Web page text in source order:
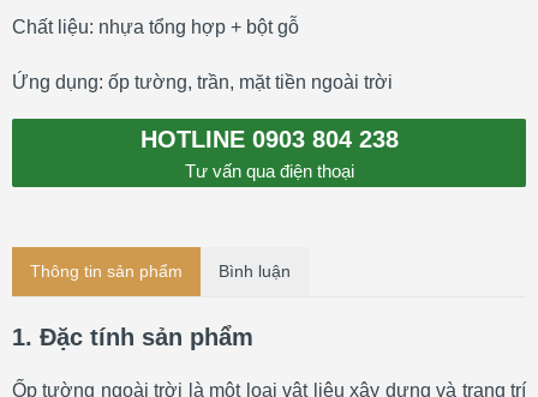
Chất liệu: nhựa tổng hợp + bột gỗ
Ứng dụng: ốp tường, trần, mặt tiền ngoài trời
HOTLINE 0903 804 238
Tư vấn qua điện thoại
Thông tin sản phẩm Bình luận
1. Đặc tính sản phẩm
Ốp tường ngoài trời là một loại vật liệu xây dựng và trang trí